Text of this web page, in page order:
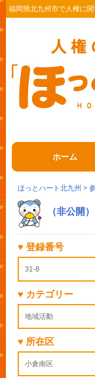
福岡県北九州市で人権に
ホーム
ほっとハート北九州 >
（非公開）
♥ 登録番号
31-8
♥ カテゴリー
地域活動
♥ 所在区
小倉南区